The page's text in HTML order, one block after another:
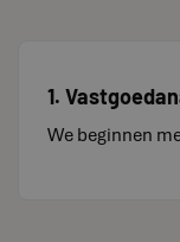
1.
We beginnen